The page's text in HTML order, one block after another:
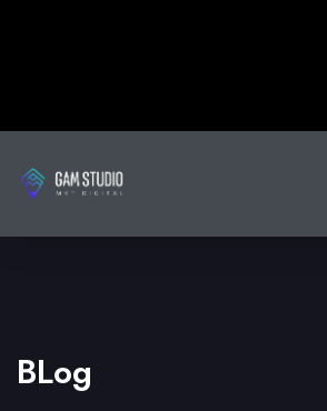
BLog